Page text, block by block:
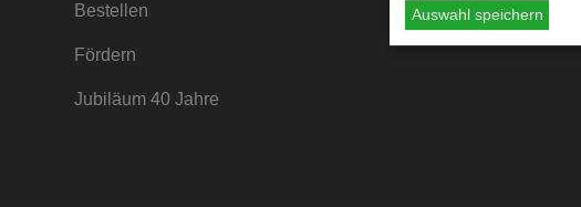
Bestellen
Fördern
Jubiläum 40 Jahre
Hinweise für
Auswahl speichern